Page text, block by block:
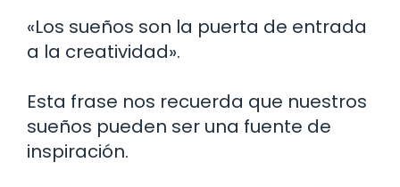
«Los sueños son la puerta de entrada
a la creatividad».
Esta frase nos recuerda que nuestros
sueños pueden ser una fuente de
inspiración.